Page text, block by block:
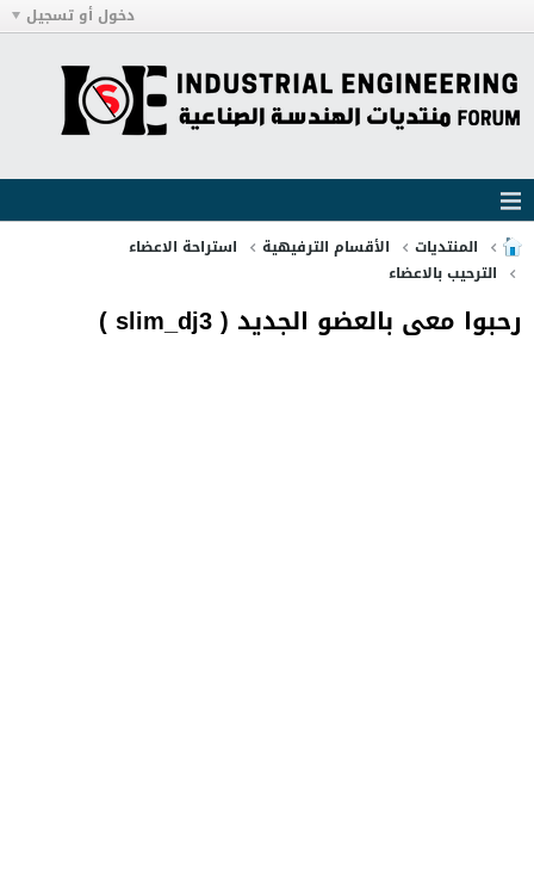
دخول أو تسجيل
المنتديات الأقسام الترفيهية
استراحة الاعضاء
الترحيب بالاعضاء
رحبوا معى بالعضو الجديد ( slim_dj3 )